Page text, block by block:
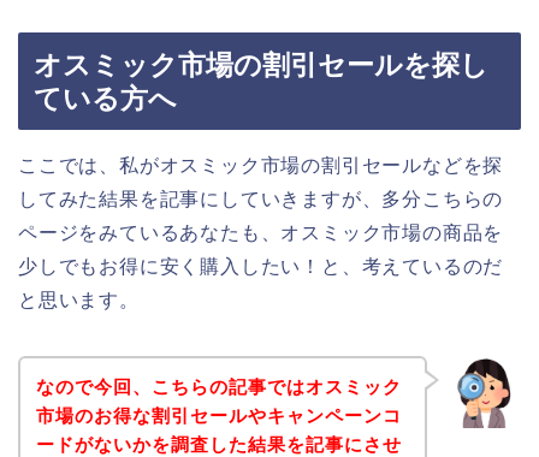
オスミック市場の割引セールを探し
ている方へ
ここでは、私がオスミック市場の割引セールなどを探
してみた結果を記事にしていきますが、多分こちらの
ページをみているあなたも、オスミック市場の商品を
少しでもお得に安く購入したい！と、考えているのだ
と思います。
なので今回、こちらの記事ではオスミック
市場のお得な割引セールやキャンペーンコ
ードがないかを調査した結果を記事にさせ